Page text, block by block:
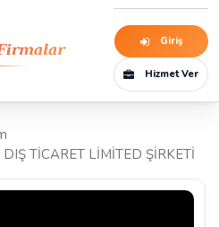
Giriş
Hizmet Ver
TİCARET LİMİTED ŞİRKETİ